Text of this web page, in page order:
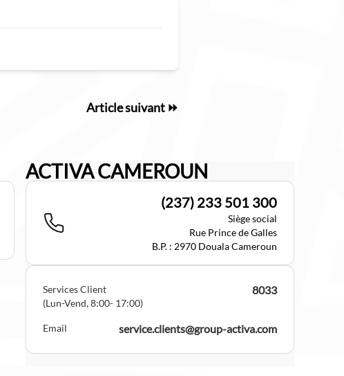
Article suivant ⏩
ACTIVA CAMEROUN
Siège social
Rue Prince de Galles
B.P. : 2970 Douala Cameroun
(237) 233 501 300
Services Client
(Lun-Vend, 8:00- 17:00)
8033
Email service.clients@group-activa.com